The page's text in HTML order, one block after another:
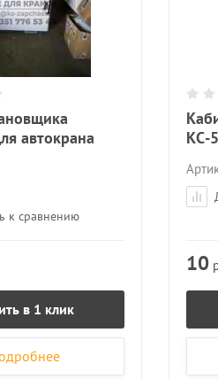
автокрана
к сравнению
в 1 клик
КС-
10